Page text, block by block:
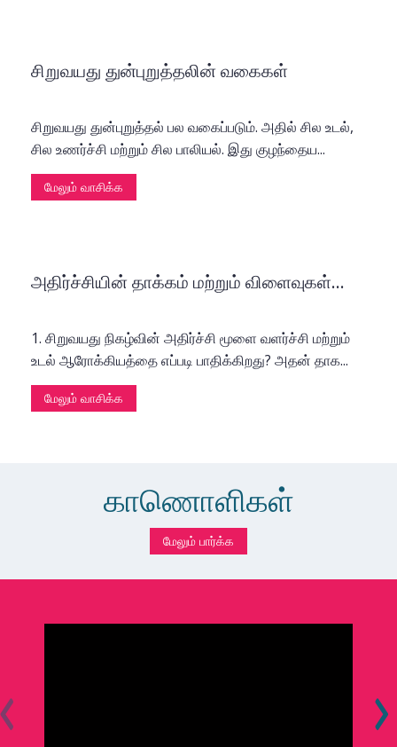
சிறுவயது துன்புறுத்தலின் வகைகள்
சிறுவயது துன்புறுத்தல் பல வகைப்படும். அதில் சில உடல்,
சில உணர்ச்சி மற்றும் சில பாலியல். இது குழந்தைய...
மேலும் வாசிக்க
அதிர்ச்சியின் தாக்கம் மற்றும் விளைவுகள்...
1. சிறுவயது நிகழ்வின் அதிர்ச்சி மூளை வளர்ச்சி மற்றும்
உடல் ஆரோக்கியத்தை எப்படி பாதிக்கிறது? அதன் தாக...
மேலும் வாசிக்க
காணொளிகள்
மேலும் பார்க்க